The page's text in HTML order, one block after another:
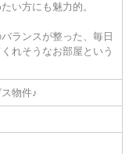
い方にも魅力的。
ランスが整った、毎日
れそうなお部屋という
物件♪